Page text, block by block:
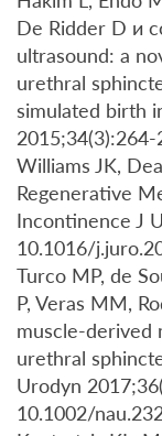
De Ridder D и
ultrasound: a
urethral
simulated birth
Williams JK,
Regenerative
Incontinence J
10.1016/
Turco MP, de
P, Veras MM,
muscle-derived
urethral
Urodyn
10.1002/